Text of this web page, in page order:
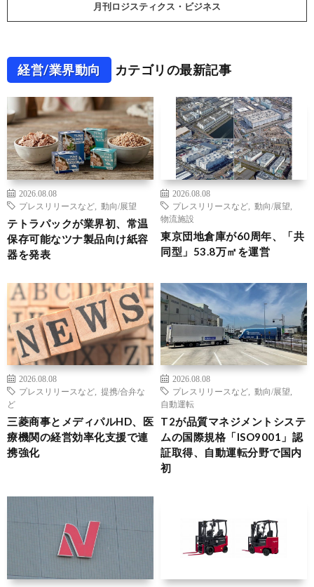
月刊ロジスティクス・ビジネス
経営/業界動向 カテゴリの最新記事
2026.08.08
プレスリリースなど
動向/展望
テトラパックが業界初、常温
保存可能なツナ製品向け紙容
器を発表
2026.08.08
プレスリリースなど
動向/展望
物流施設
東京団地倉庫が60周年、「共
同型」53.8万㎡を運営
2026.08.08
プレスリリースなど
提携/合弁な
ど
三菱商事とメディパルHD、医
療機関の経営効率化支援で連
携強化
2026.08.08
プレスリリースなど
動向/展望
自動運転
T2が品質マネジメントシステ
ムの国際規格「ISO9001」認
証取得、自動運転分野で国内
初